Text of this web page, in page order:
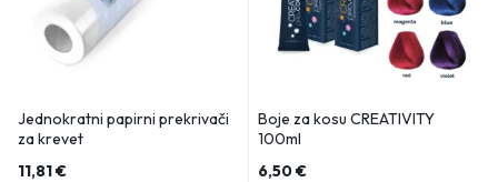
Jednokratni papirni prekrivači
za krevet
11,81€
Boje za kosu CREATIVITY
100ml
6,50€